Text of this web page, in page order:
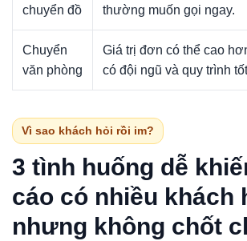
chuyển đồ
thường muốn gọi ngay.
Chuyển
văn phòng
Giá trị đơn có thể cao
có đội ngũ và quy trình
Vì sao khách hỏi rồi im?
3 tình huống dễ
cáo có nhiều khách
nhưng không chốt